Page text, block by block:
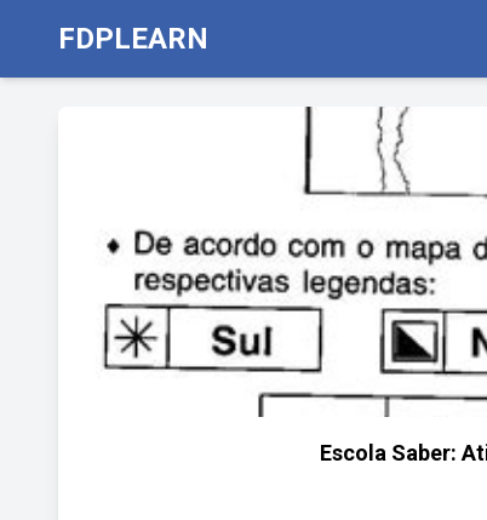
FDPLEARN
Escola Saber: